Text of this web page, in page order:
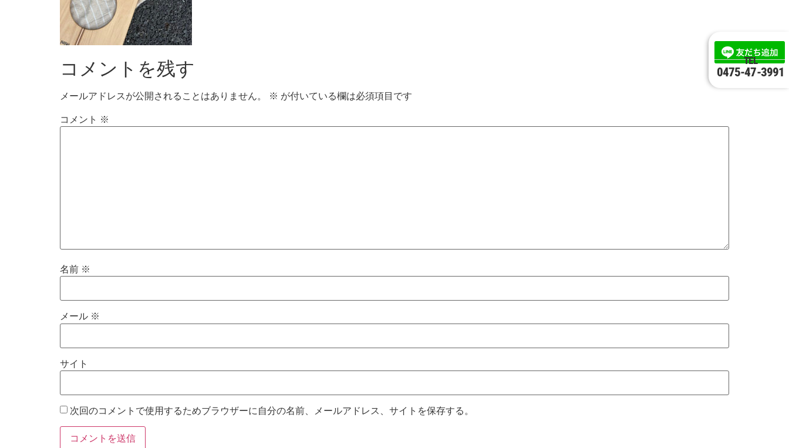
TEL
0475-47-3991
コメントを残す
メールアドレスが公開されることはありません。 ※ が付いている欄は必須項目です
コメント ※
名前 ※
メール ※
サイト
次回のコメントで使用するためブラウザーに自分の名前、メールアドレス、サイトを保存する。